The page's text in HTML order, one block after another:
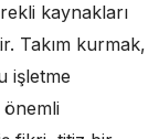
kaynakları
Takım kurmak,
işletme